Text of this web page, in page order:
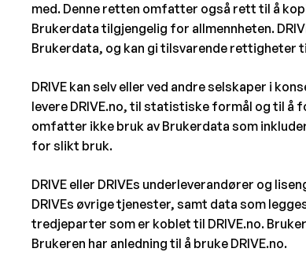
med. Denne retten omfatter også rett til å
Brukerdata tilgjengelig for allmennheten.
Brukerdata, og kan gi tilsvarende rettigheter
DRIVE kan selv eller ved andre selskaper i
levere DRIVE.no, til statistiske formål og til å
omfatter ikke bruk av Brukerdata som
for slikt bruk.
DRIVE eller DRIVEs underleverandører og
DRIVEs øvrige tjenester, samt data som
tredjeparter som er koblet til DRIVE.no.
Brukeren har anledning til å bruke DRIVE.no.